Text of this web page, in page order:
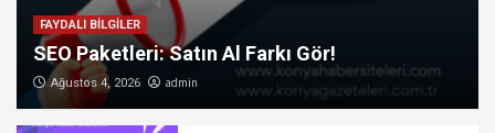
FAYDALI BİLGİLER
SEO Paketleri: Satın Al Farkı Gör!
Ağustos 4, 2026 admin